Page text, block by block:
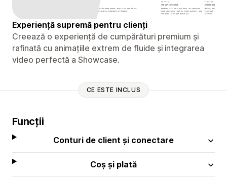
Experiență supremă pentru clienți
Creează o experiență de cumpărături premium și
rafinată cu animațiile extrem de fluide și integrarea
video perfectă a Showcase.
CE ESTE INCLUS
Funcții
Conturi de client și conectare
Coș și plată